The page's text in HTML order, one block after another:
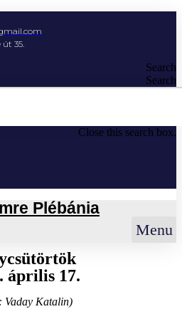
út 35.
Search
Search
Close this search box.
Plébánia
Menu
április 17.
Vaday Katalin)